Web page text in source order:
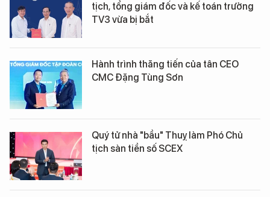
tịch, tổng giám đốc và kế toán trưởng
TV3 vừa bị bắt
Hành trình thăng tiến của tân CEO
CMC Đặng Tùng Sơn
Quý tử nhà "bầu" Thuỵ làm Phó Chủ
tịch sàn tiền số SCEX